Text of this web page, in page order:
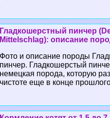
Гладкошерстный пинчер
Mittelschlag): описание
Фото и описание породы
пинчер. Гладкошерстый
немецкая порода, которую
чистоте еще в конце